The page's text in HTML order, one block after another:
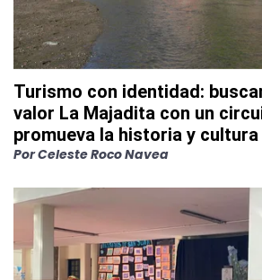
Turismo con identidad:
valor La Majadita con un
promueva la historia y cultura
PorCeleste Roco Navea